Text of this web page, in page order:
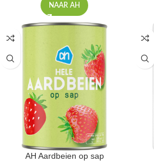
NAAR AH
AH Aardbeien op sap